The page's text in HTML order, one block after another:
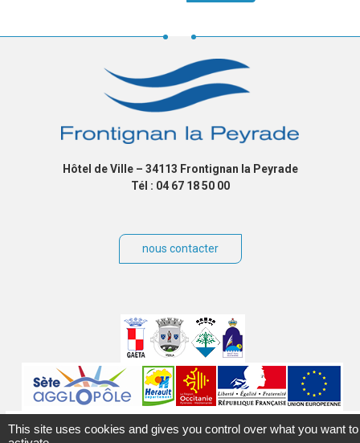
Hôtel de Ville – 34113 Frontignan la Peyrade
Tél : 04 67 18 50 00
nous contacter
partenaires
Labels
This site uses cookies and gives you control over what you want to